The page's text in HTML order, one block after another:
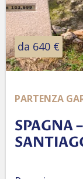
da 640 €
PARTENZA
SPAGNA